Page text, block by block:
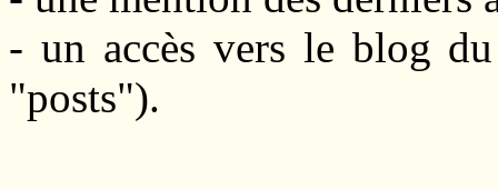
- un accès vers le blog
"posts").